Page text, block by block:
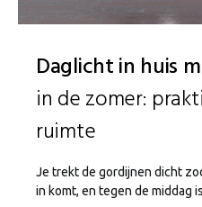
Daglicht in huis
in de zomer:
ruimte
Je trekt de gordijnen dicht
in komt, en tegen de middag